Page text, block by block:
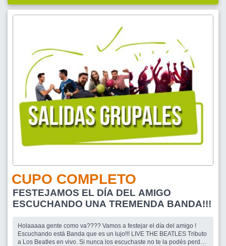
CUPO COMPLETO
FESTEJAMOS EL DÍA DEL AMIGO
ESCUCHANDO UNA TREMENDA BANDA!!!
Holaaaaa gente como va???? Vamos a festejar el día del amigo !
Escuchando está Banda que es un lujo!!! LIVE THE BEATLES Tributo
a Los Beatles en vivo. Si nunca los escuchaste no te la podés perder!